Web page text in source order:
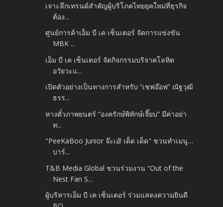
เจาะลึกเทรนด์สำคัญผู้บริโภคไทยยุคใหม่ที่ธุรกิจ
ต้อง...
ศูนย์การค้าเอ็ม บี เค เซ็นเตอร์ จัดการแข่งขัน
MBK ...
เอ็ม บี เค เซ็นเตอร์ จัดกิจกรรมบริจาคโลหิต
อวัยวะแ...
เปิดตัวอย่างเป็นทางการสำหรับ “เชฟอ๊อฟ” ณัฐวุฒิ
ธรร...
หางตั๋วภาพยนตร์ “องครักษ์พิทักษ์เจี๊ยบ” มีค่าอย่า
ท...
"PeeKaBoo Junior จ๊ะเอ๋! เด็ด เด็ด" ชวนทำเมนู…
บาร์...
T&B Media Global ชวนร่วมงาน “Out of the
Nest Fan S...
ผู้บริหารเอ็ม บี เค เซ็นเตอร์ ร่วมแสดงความยินดี